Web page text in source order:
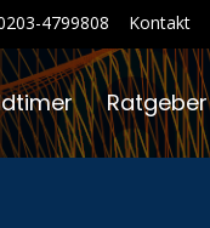
4799808 Kontakt
Ratgeber